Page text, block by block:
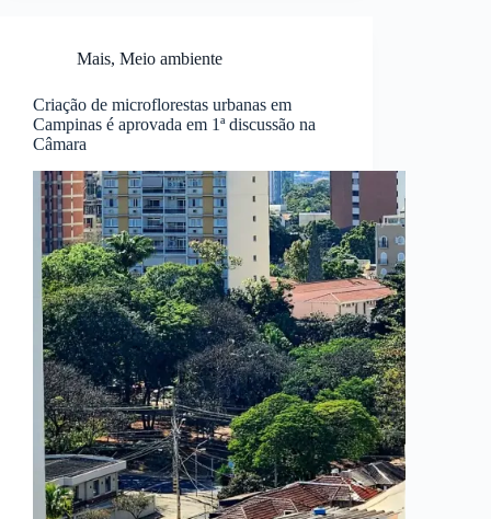
Mais, Meio ambiente
Criação de microflorestas urbanas em
Campinas é aprovada em 1ª discussão na
Câmara